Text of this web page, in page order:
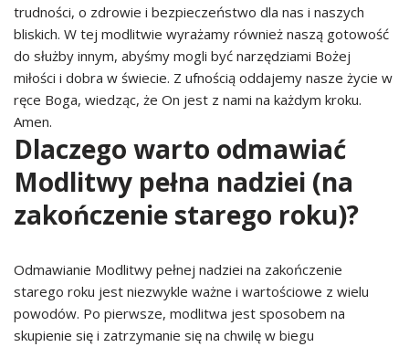
trudności, o zdrowie i bezpieczeństwo dla nas i naszych
bliskich. W tej modlitwie wyrażamy również naszą gotowość
do służby innym, abyśmy mogli być narzędziami Bożej
miłości i dobra w świecie. Z ufnością oddajemy nasze życie w
ręce Boga, wiedząc, że On jest z nami na każdym kroku.
Amen.
Dlaczego warto odmawiać
Modlitwy pełna nadziei (na
zakończenie starego roku)?
Odmawianie Modlitwy pełnej nadziei na zakończenie
starego roku jest niezwykle ważne i wartościowe z wielu
powodów. Po pierwsze, modlitwa jest sposobem na
skupienie się i zatrzymanie się na chwilę w biegu